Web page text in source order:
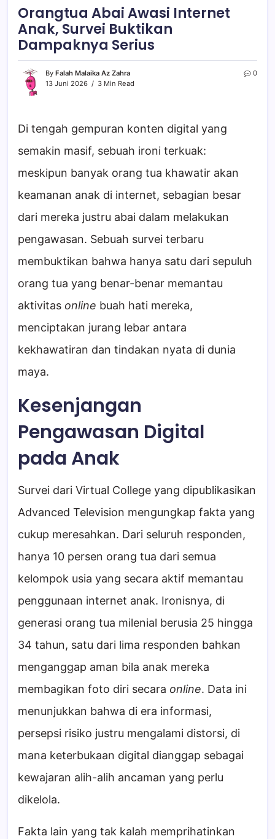
Orangtua Abai Awasi Internet
Anak, Survei Buktikan
Dampaknya Serius
By Falah Malaika Az Zahra
13 Juni 2026
3 Min Read
0
Di tengah gempuran konten digital yang
semakin masif, sebuah ironi terkuak:
meskipun banyak orang tua khawatir akan
keamanan anak di internet, sebagian besar
dari mereka justru abai dalam melakukan
pengawasan. Sebuah survei terbaru
membuktikan bahwa hanya satu dari sepuluh
orang tua yang benar-benar memantau
aktivitas online buah hati mereka,
menciptakan jurang lebar antara
kekhawatiran dan tindakan nyata di dunia
maya.
Kesenjangan
Pengawasan Digital
pada Anak
Survei dari Virtual College yang dipublikasikan
Advanced Television mengungkap fakta yang
cukup meresahkan. Dari seluruh responden,
hanya 10 persen orang tua dari semua
kelompok usia yang secara aktif memantau
penggunaan internet anak. Ironisnya, di
generasi orang tua milenial berusia 25 hingga
34 tahun, satu dari lima responden bahkan
menganggap aman bila anak mereka
membagikan foto diri secara online. Data ini
menunjukkan bahwa di era informasi,
persepsi risiko justru mengalami distorsi, di
mana keterbukaan digital dianggap sebagai
kewajaran alih-alih ancaman yang perlu
dikelola.
Fakta lain yang tak kalah memprihatinkan